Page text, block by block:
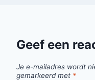
Geef een
Je e-mailadres wordt
gemarkeerd met *